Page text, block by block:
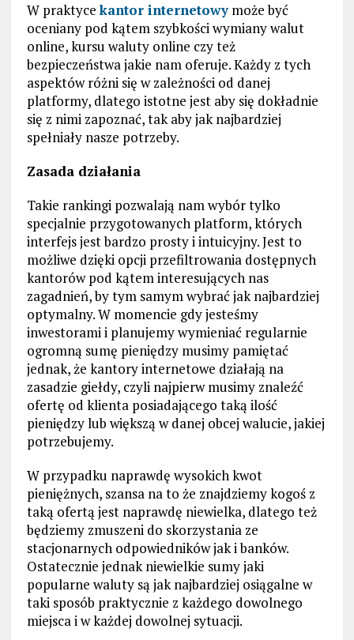
W praktycekantor internetowymoże być
oceniany pod kątem szybkości wymiany walut
online, kursu waluty online czy też
bezpieczeństwa jakie nam oferuje. Każdy z tych
aspektów różni się w zależności od danej
platformy, dlatego istotne jest aby się dokładnie
się z nimi zapoznać, tak aby jak najbardziej
spełniały nasze potrzeby.
Zasada działania
Takie rankingi pozwalają nam wybór tylko
specjalnie przygotowanych platform, których
interfejs jest bardzo prosty i intuicyjny. Jest to
możliwe dzięki opcji przefiltrowania dostępnych
kantorów pod kątem interesujących nas
zagadnień, by tym samym wybrać jak najbardziej
optymalny. W momencie gdy jesteśmy
inwestorami i planujemy wymieniać regularnie
ogromną sumę pieniędzy musimy pamiętać
jednak, że kantory internetowe działają na
zasadzie giełdy, czyli najpierw musimy znaleźć
ofertę od klienta posiadającego taką ilość
pieniędzy lub większą w danej obcej walucie, jakiej
potrzebujemy.
W przypadku naprawdę wysokich kwot
pieniężnych, szansa na to że znajdziemy kogoś z
taką ofertą jest naprawdę niewielka, dlatego też
będziemy zmuszeni do skorzystania ze
stacjonarnych odpowiedników jak i banków.
Ostatecznie jednak niewielkie sumy jaki
popularne waluty są jak najbardziej osiągalne w
taki sposób praktycznie z każdego dowolnego
miejsca i w każdej dowolnej sytuacji.